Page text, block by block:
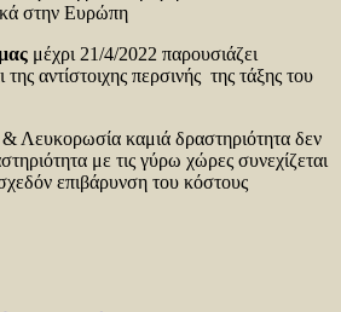
στην Ευρώπη
μέχρι 21/4/2022 παρουσιάζει
αντίστοιχης περσινής της τάξης του
Λευκορωσία καμιά δραστηριότητα δεν
με τις γύρω χώρες συνεχίζεται
επιβάρυνση του κόστους